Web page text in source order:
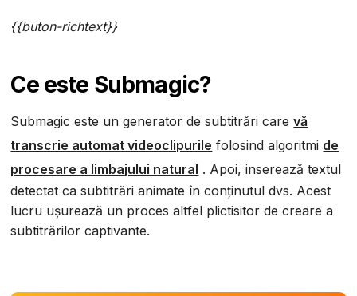
{{buton-richtext}}
Ce este Submagic?
Submagic este un generator de subtitrări carevă
transcrie automat videoclipurile folosind algoritmi de
procesare a limbajului natural . Apoi, inserează textul
detectat ca subtitrări animate în conținutul dvs. Acest
lucru ușurează un proces altfel plictisitor de creare a
subtitrărilor captivante.